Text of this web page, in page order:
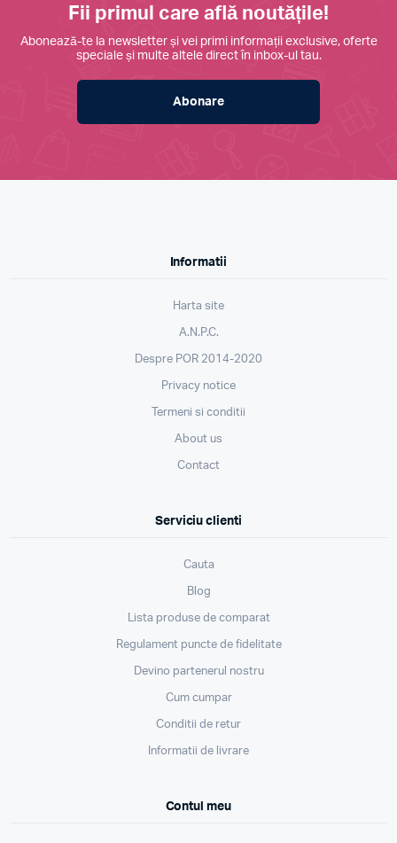
Fii primul care află noutățile!
Abonează-te la newsletter și vei primi informații exclusive, oferte
speciale și multe altele direct în inbox-ul tau.
Abonare
Informatii
Harta site
A.N.P.C.
Despre POR 2014-2020
Privacy notice
Termeni si conditii
About us
Contact
Serviciu clienti
Cauta
Blog
Lista produse de comparat
Regulament puncte de fidelitate
Devino partenerul nostru
Cum cumpar
Conditii de retur
Informatii de livrare
Contul meu